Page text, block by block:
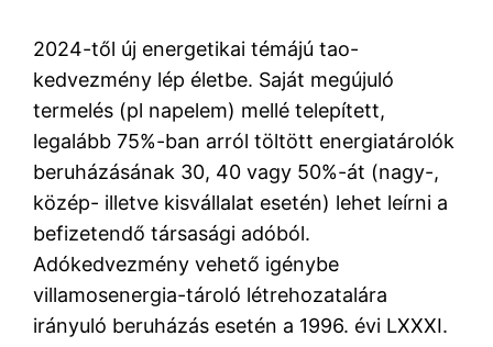
2024-től új energetikai témájú tao-
kedvezmény lép életbe. Saját megújuló
termelés (pl napelem) mellé telepített,
legalább 75%-ban arról töltött energiatárolók
beruházásának 30, 40 vagy 50%-át (nagy-,
közép- illetve kisvállalat esetén) lehet leírni a
befizetendő társasági adóból.
Adókedvezmény vehető igénybe
villamosenergia-tároló létrehozatalára
irányuló beruházás esetén a 1996. évi LXXXI.